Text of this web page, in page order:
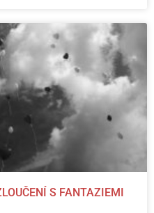
S FANTAZIEMI